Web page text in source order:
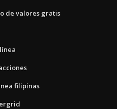
de valores gratis
filipinas